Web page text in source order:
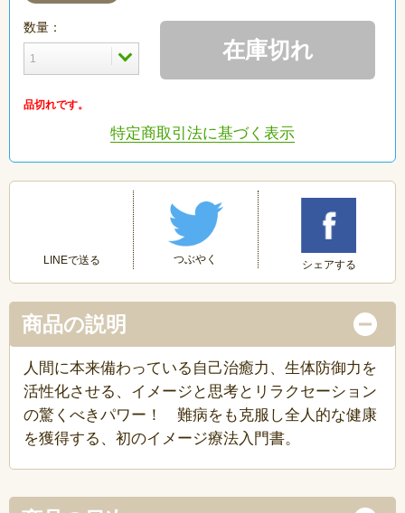
数量：
在庫切れ
品切れです。
特定商取引法に基づく表示
LINEで送る つぶやく シェアする
商品の説明
人間に本来備わっている自己治癒力、生体防御力を
活性化させる、イメージと思考とリラクセーション
の驚くべきパワー！ 難病をも克服し全人的な健康
を獲得する、初のイメージ療法入門書。